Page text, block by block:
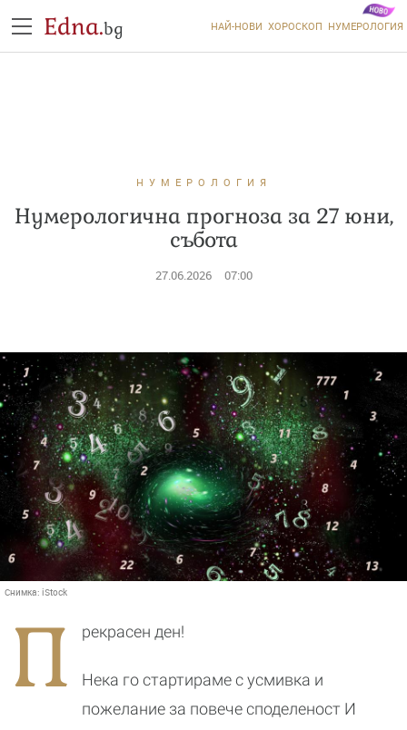
Edna.bg НАЙ-НОВИ ХОРОСКОП НУМЕРОЛОГИЯ
НУМЕРОЛОГИЯ
Нумерологична прогноза за 27 юни,
събота
27.06.2026 07:00
Снимка: iStock
П рекрасен ден!
Нека го стартираме с усмивка и
пожелание за повече споделеност И